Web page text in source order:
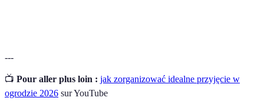
---
📺 Pour aller plus loin : jak zorganizować idealne przyjęcie w
ogrodzie 2026 sur YouTube